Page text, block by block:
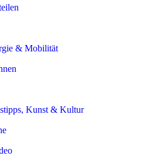
& Mobilität
Kunst & Kultur